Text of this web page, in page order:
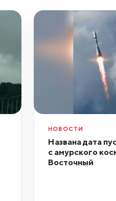
НОВОСТИ
Названа дата
с амурского
Восточный